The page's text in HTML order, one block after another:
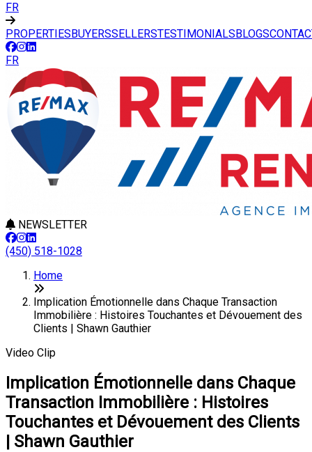
FR
PROPERTIESBUYERSSELLERSTESTIMONIALSBLOGS
FR
NEWSLETTER
(450) 518-1028
Home
Implication Émotionnelle dans Chaque Transaction
Immobilière : Histoires Touchantes et Dévouement des
Clients | Shawn Gauthier
Video Clip
Implication Émotionnelle dans Chaque
Transaction Immobilière : Histoires
Touchantes et Dévouement des Clients
| Shawn Gauthier